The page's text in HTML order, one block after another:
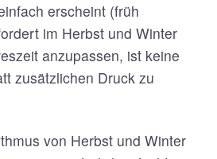
erscheint (früh
im Herbst und Winter
anzupassen, ist keine
zusätzlichen Druck zu
von Herbst und Winter